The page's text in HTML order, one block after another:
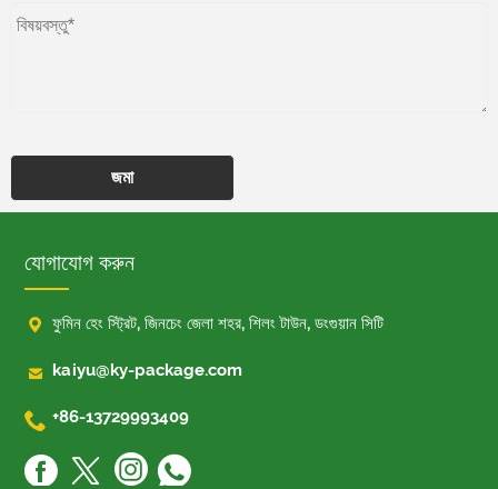
জমা
যোগাযোগ করুন
 ফুমিন হেং স্ট্রিট, জিনচেং জেলা শহর, শিলং টাউন, ডংগুয়ান সিটি
 kaiyu@ky-package.com
 +86-13729993409